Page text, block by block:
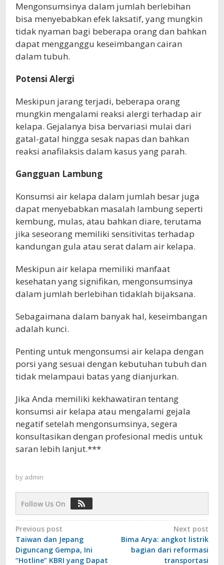
Mengonsumsinya dalam jumlah berlebihan
bisa menyebabkan efek laksatif, yang mungkin
tidak nyaman bagi beberapa orang dan bahkan
dapat mengganggu keseimbangan cairan
dalam tubuh.
Potensi Alergi
Meskipun jarang terjadi, beberapa orang
mungkin mengalami reaksi alergi terhadap air
kelapa. Gejalanya bisa bervariasi mulai dari
gatal-gatal hingga sesak napas dan bahkan
reaksi anafilaksis dalam kasus yang parah.
Gangguan Lambung
Konsumsi air kelapa dalam jumlah besar juga
dapat menyebabkan masalah lambung seperti
kembung, mulas, atau bahkan diare, terutama
jika seseorang memiliki sensitivitas terhadap
kandungan gula atau serat dalam air kelapa.
Meskipun air kelapa memiliki manfaat
kesehatan yang signifikan, mengonsumsinya
dalam jumlah berlebihan tidaklah bijaksana.
Sebagaimana dalam banyak hal, keseimbangan
adalah kunci.
Penting untuk mengonsumsi air kelapa dengan
porsi yang sesuai dengan kebutuhan tubuh dan
tidak melampaui batas yang dianjurkan.
Jika Anda memiliki kekhawatiran tentang
konsumsi air kelapa atau mengalami gejala
negatif setelah mengonsumsinya, segera
konsultasikan dengan profesional medis untuk
saran lebih lanjut.***
by admin
Follow Us On
Post
navigation
Previous post
Taiwan dan Jepang
Diguncang Gempa, Ini
“Hotline” KBRI yang Dapat
Next post
Bima Arya: angkot listrik
bagian dari reformasi
transportasi